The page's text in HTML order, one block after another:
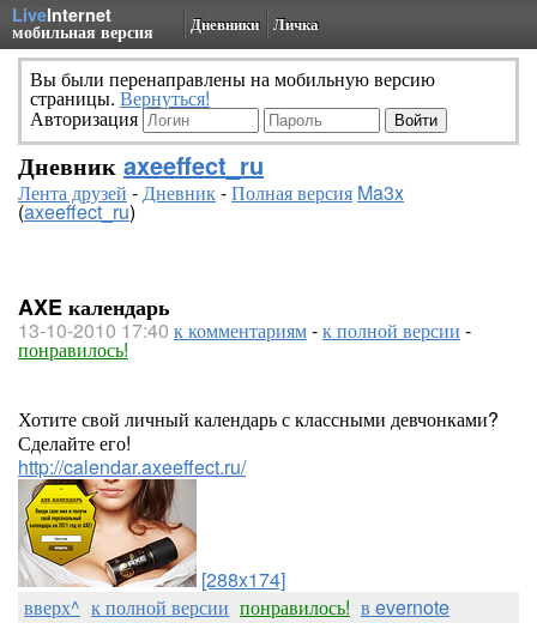
LiveInternet
мобильная версия Дневники Личка
Вы были перенаправлены на мобильную версию
страницы. Вернуться!
Авторизация
Дневник axeeffect_ru
Лента друзей -Дневник-Полная версия Ma3x
(axeeffect_ru)
AXE календарь
13-10-2010 17:40 к комментариям-к полной версии -
понравилось!
Хотите свой личный календарь с классными девчонками?
Сделайте его!
http://calendar.axeeffect.ru/
[288x174]
вверх^ к полной версии понравилось! в evernote